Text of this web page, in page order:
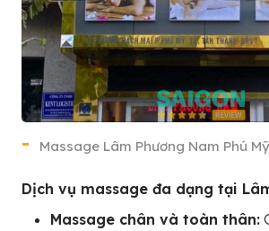
Massage Lâm Phương Nam Phú Mỹ
Dịch vụ massage đa dạng tại
Massage chân và toàn thân: